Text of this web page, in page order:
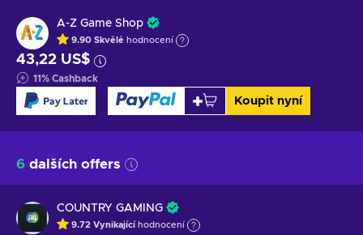
A-Z Game Shop
9.90 Skvělé hodnocení
43,22 US$
11% Cashback
Koupit nyní
6 dalších offers
COUNTRY GAMING
9.72 Vynikající hodnocení